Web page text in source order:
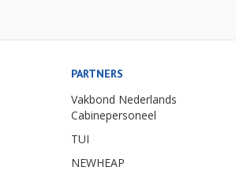
PARTNERS
Vakbond Nederlands
Cabinepersoneel
TUI
NEWHEAP